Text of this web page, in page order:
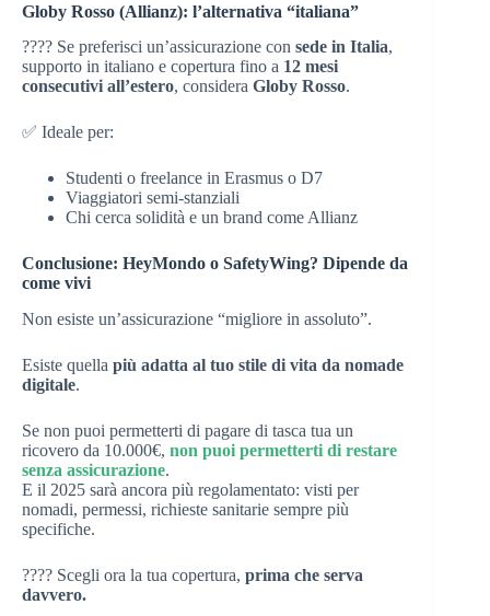
Globy Rosso (Allianz): l’alternativa “italiana”
???? Se preferisci un’assicurazione con sede in Italia,
supporto in italiano e copertura fino a 12 mesi
consecutivi all’estero, considera Globy Rosso.
✅ Ideale per:
Studenti o freelance in Erasmus o D7
Viaggiatori semi-stanziali
Chi cerca solidità e un brand come Allianz
Conclusione: HeyMondo o SafetyWing? Dipende da
come vivi
Non esiste un’assicurazione “migliore in assoluto”.
Esiste quella più adatta al tuo stile di vita da nomade
digitale.
Se non puoi permetterti di pagare di tasca tua un
ricovero da 10.000€, non puoi permetterti di restare
senza assicurazione.
E il 2025 sarà ancora più regolamentato: visti per
nomadi, permessi, richieste sanitarie sempre più
specifiche.
???? Scegli ora la tua copertura, prima che serva
davvero.